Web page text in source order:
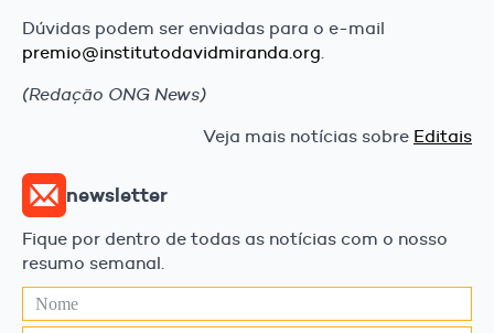
Dúvidas podem ser enviadas para o e-mail
premio@institutodavidmiranda.org.
(Redação ONG News)
Veja mais notícias sobre Editais
newsletter
Fique por dentro de todas as notícias com o nosso
resumo semanal.